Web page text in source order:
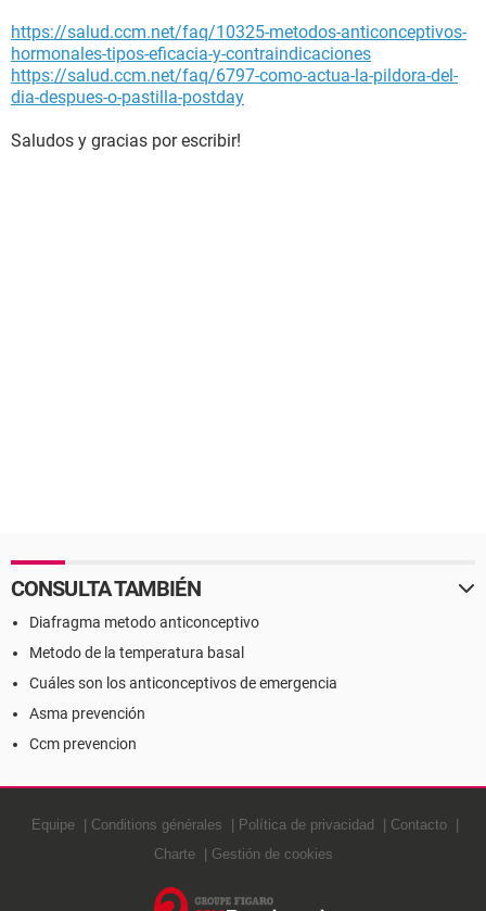
https://salud.ccm.net/faq/10325-metodos-anticonceptivos-
hormonales-tipos-eficacia-y-contraindicaciones
https://salud.ccm.net/faq/6797-como-actua-la-pildora-del-
dia-despues-o-pastilla-postday
Saludos y gracias por escribir!
CONSULTA TAMBIÉN
Diafragma metodo anticonceptivo
Metodo de la temperatura basal
Cuáles son los anticonceptivos de emergencia
Asma prevención
Ccm prevencion
Equipe Conditions générales Política de privacidad
Contacto
Charte
Gestión de cookies